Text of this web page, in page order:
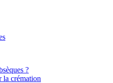
?
la crémation